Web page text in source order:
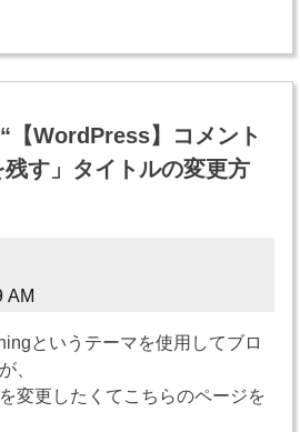
【WordPress】コメント
す」タイトルの変更方
AM
というテーマを使用してブロ
、
変更したくてこちらのページを